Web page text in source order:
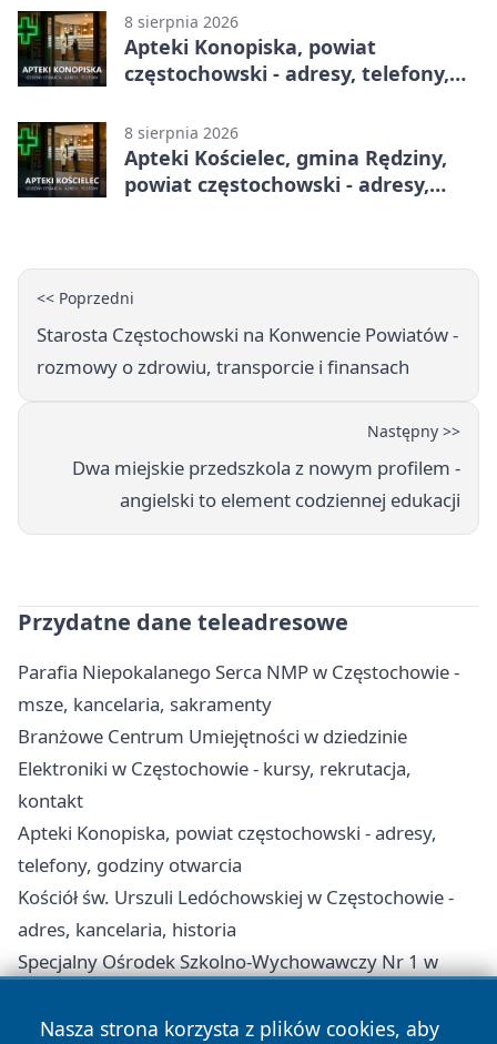
8 sierpnia 2026
Apteki Konopiska, powiat
częstochowski - adresy, telefony,
8 sierpnia 2026
Apteki Kościelec, gmina Rędziny,
powiat częstochowski - adresy,
<< Poprzedni
Starosta Częstochowski na Konwencie Powiatów -
rozmowy o zdrowiu, transporcie i finansach
Następny >>
Dwa miejskie przedszkola z nowym profilem -
angielski to element codziennej edukacji
Przydatne dane teleadresowe
Parafia Niepokalanego Serca NMP w Częstochowie -
msze, kancelaria, sakramenty
Branżowe Centrum Umiejętności w dziedzinie
Elektroniki w Częstochowie - kursy, rekrutacja,
kontakt
Apteki Konopiska, powiat częstochowski - adresy,
telefony, godziny otwarcia
Kościół św. Urszuli Ledóchowskiej w Częstochowie -
adres, kancelaria, historia
Specjalny Ośrodek Szkolno-Wychowawczy Nr 1 w
Kościół Zesłania Ducha Świętego w Częstochowie -
Nasza strona korzysta z plików cookies, aby